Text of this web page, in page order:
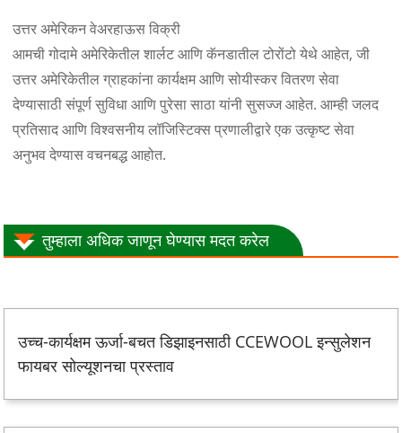
उत्तर अमेरिकन वेअरहाऊस विक्री
आमची गोदामे अमेरिकेतील शार्लट आणि कॅनडातील टोरोंटो येथे आहेत, जी
उत्तर अमेरिकेतील ग्राहकांना कार्यक्षम आणि सोयीस्कर वितरण सेवा
देण्यासाठी संपूर्ण सुविधा आणि पुरेसा साठा यांनी सुसज्ज आहेत. आम्ही जलद
प्रतिसाद आणि विश्वसनीय लॉजिस्टिक्स प्रणालीद्वारे एक उत्कृष्ट सेवा
अनुभव देण्यास वचनबद्ध आहोत.
तुम्हाला अधिक जाणून घेण्यास मदत करेल
उच्च-कार्यक्षम ऊर्जा-बचत डिझाइनसाठी CCEWOOL इन्सुलेशन
फायबर सोल्यूशनचा प्रस्ताव